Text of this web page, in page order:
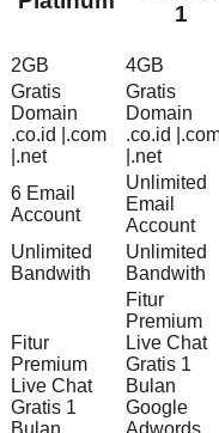
1
2GB 4GB
Gratis
Domain
.co.id |.com
|.net
Gratis
Domain
.co.id
|.net
6 Email
Account
Unlimited
Email
Account
Unlimited
Bandwith
Unlimited
Bandwith
Fitur
Premium
Live Chat
Gratis 1
Bulan
Fitur
Premium
Live Chat
Gratis 1
Bulan
Google
Adwords